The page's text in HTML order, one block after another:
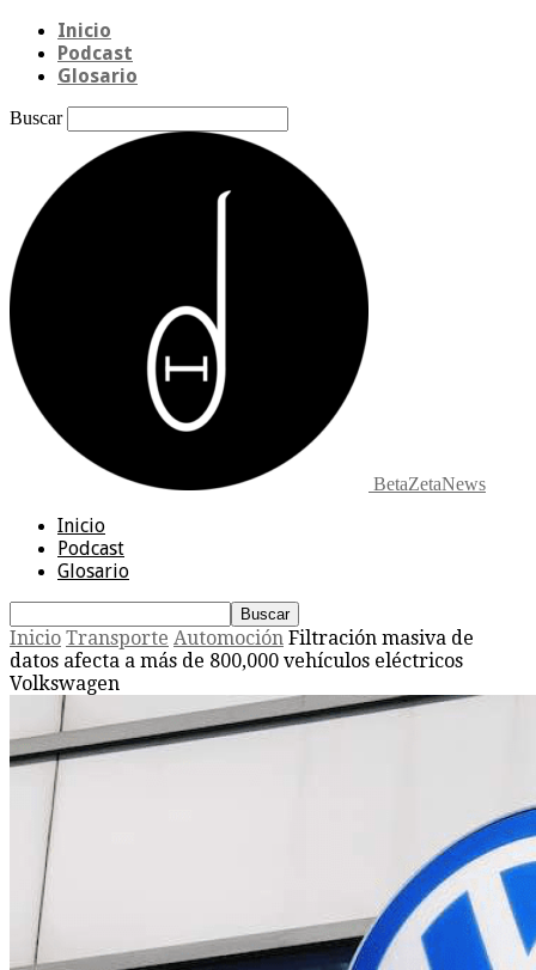
Inicio
Podcast
Glosario
Buscar
BetaZetaNews
Inicio
Podcast
Glosario
Inicio Transporte Automoción Filtración masiva de
datos afecta a más de 800,000 vehículos eléctricos
Volkswagen